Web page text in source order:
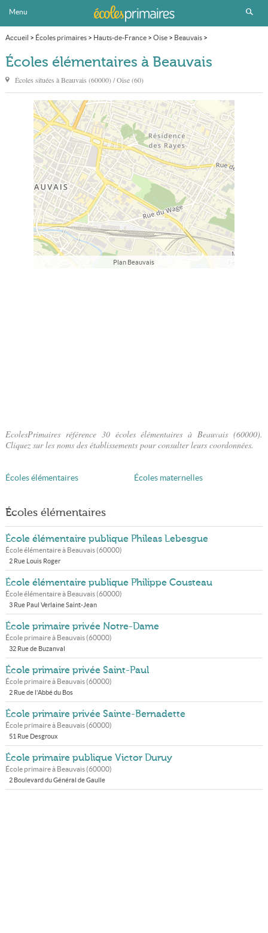
Menu
Accueil > Écoles primaires> Hauts-de-France> Oise> Beauvais>
École élémentaire>Page 3
Écoles élémentaires à Beauvais
Écoles situées àBeauvais (60000) / Oise (60)
Plan Beauvais
EcolesPrimaires référence 30 écoles élémentaires à Beauvais (60000).
Cliquez sur les noms des établissements pour consulter leurs coordonnées.
Écoles élémentaires Écoles maternelles
Écoles élémentaires
École élémentaire publique Phileas Lebesgue
École élémentaire à Beauvais(60000)
2 Rue Louis Roger
École élémentaire publique Philippe Cousteau
École élémentaire à Beauvais(60000)
3 Rue Paul Verlaine Saint-Jean
École primaire privée Notre-Dame
École primaire à Beauvais(60000)
32 Rue de Buzanval
École primaire privée Saint-Paul
École primaire à Beauvais(60000)
2 Rue de l'Abbé du Bos
École primaire privée Sainte-Bernadette
École primaire à Beauvais(60000)
51 Rue Desgroux
École primaire publique Victor Duruy
École primaire à Beauvais(60000)
2 Boulevard du Général de Gaulle